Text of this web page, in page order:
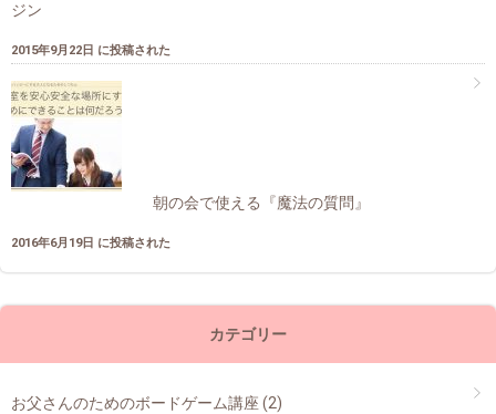
ジン
2015年9月22日 に投稿された
朝の会で使える『魔法の質問』
2016年6月19日 に投稿された
カテゴリー
お父さんのためのボードゲーム講座 (2)